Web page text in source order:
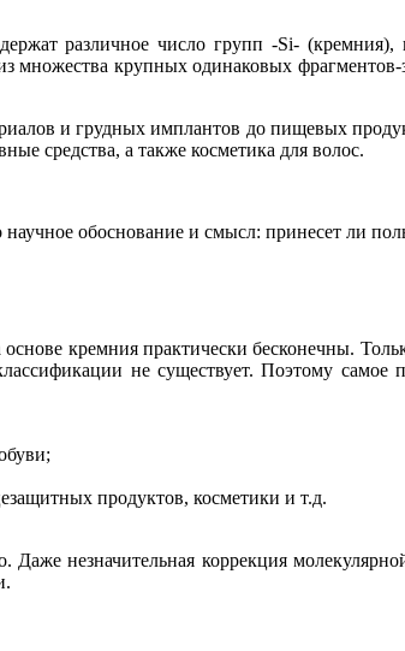
различное число групп -Si- (кремния),
множества крупных одинаковых фрагментов-
и грудных имплантов до пищевых
средства, а также косметика для волос.
обоснование и смысл: принесет ли
кремния практически бесконечны.
не существует. Поэтому самое
продуктов, косметики и т.д.
незначительная коррекция